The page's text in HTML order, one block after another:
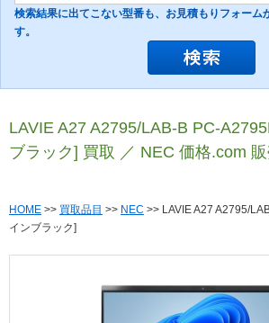
検索結果に出てこない型番も、お見積もりフォーム
す。
LAVIE A27 A2795/LAB-B PC-
ブラック] 買取 ／ NEC 価格.com
HOME >> 買取品目 >> NEC >> LAVIE A27 A2795/
インブラック]